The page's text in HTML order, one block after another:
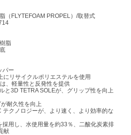
（FLYTEFOAM PROPEL）/取替式
脂
パー
にリサイクルポリエステルを使用
、軽量性と反発性を提供
と3D TETRA SOLEが、グリップ性を向上
耐久性を向上
テクノロジーが、より速く、より効率的な
採用し、水使用量を約33％、二酸化炭素排
献